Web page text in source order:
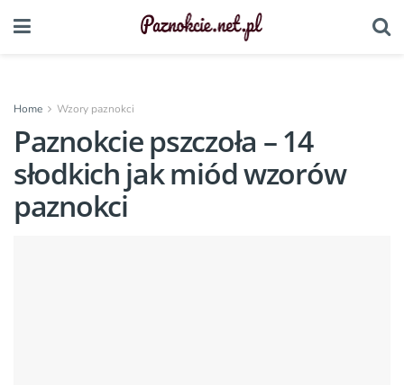
Home Wzory paznokci
Paznokcie pszczoła – 14
słodkich jak miód wzorów
paznokci